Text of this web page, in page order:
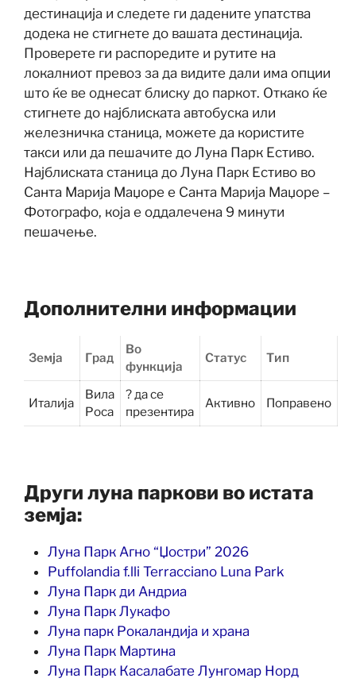
дестинација и следете ги дадените упатства
додека не стигнете до вашата дестинација.
Проверете ги распоредите и рутите на
локалниот превоз за да видите дали има опции
што ќе ве однесат блиску до паркот. Откако ќе
стигнете до најблиската автобуска или
железничка станица, можете да користите
такси или да пешачите до Луна Парк Естиво.
Најблиската станица до Луна Парк Естиво во
Санта Марија Маџоре е Санта Марија Маџоре –
Фотографо, која е оддалечена 9 минути
пешачење.
Дополнителни информации
Земја Град
Во
функција
Статус Тип
Италија
Вила
Роса
? да се
презентира
Активно Поправено
Други луна паркови во истата
земја:
Луна Парк Агно “Џостри” 2026
Puffolandia f.lli Terracciano Luna Park
Луна Парк ди Андриа
Луна Парк Лукафо
Луна парк Рокаландија и храна
Луна Парк Мартина
Луна Парк Касалабате Лунгомар Норд